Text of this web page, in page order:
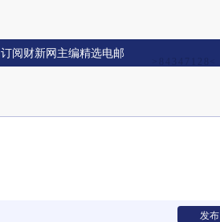
订阅财新网主编精选电邮
发布